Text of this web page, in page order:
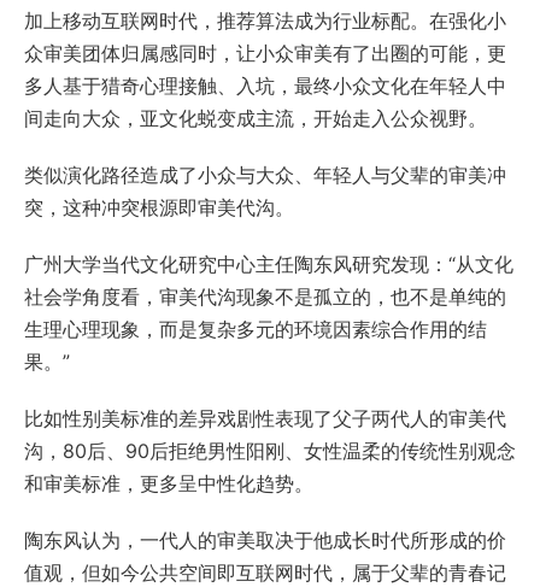
加上移动互联网时代，推荐算法成为行业标配。在强化小
众审美团体归属感同时，让小众审美有了出圈的可能，更
多人基于猎奇心理接触、入坑，最终小众文化在年轻人中
间走向大众，亚文化蜕变成主流，开始走入公众视野。
类似演化路径造成了小众与大众、年轻人与父辈的审美冲
突，这种冲突根源即审美代沟。
广州大学当代文化研究中心主任陶东风研究发现：“从文化
社会学角度看，审美代沟现象不是孤立的，也不是单纯的
生理心理现象，而是复杂多元的环境因素综合作用的结
果。”
比如性别美标准的差异戏剧性表现了父子两代人的审美代
沟，80后、90后拒绝男性阳刚、女性温柔的传统性别观念
和审美标准，更多呈中性化趋势。
陶东风认为，一代人的审美取决于他成长时代所形成的价
值观，但如今公共空间即互联网时代，属于父辈的青春记